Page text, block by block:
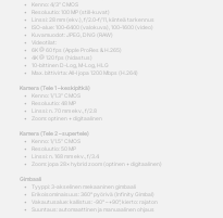
• Kenno: 4/3” CMOS
• Resoluutio: 100 MP (still-kuvat)
• Linssi: 28 mm (ekv.), f/2.0–f/11, kiinteä tarkennus
• ISO-alue: 100–6400 (valokuva), 100–1600 (video)
• Kuvamuodot: JPEG, DNG (RAW)
• Videotilat:
• 6K @ 60 fps (Apple ProRes & H.265)
• 4K @ 120 fps (hidastus)
• 10-bittinen D-Log, M-Log, HLG
• Max. bittivirta: All-I jopa 1200 Mbps (H.264)
Kamera (Tele 1 – keskipitkä)
• Kenno: 1/1.3” CMOS
• Resoluutio: 48 MP
• Linssi: n. 70 mm ekv., f/2.8
• Zoom: optinen + digitaalinen
Kamera (Tele 2 – supertele)
• Kenno: 1/1.5” CMOS
• Resoluutio: 50 MP
• Linssi: n. 168 mm ekv., f/3.4
• Zoom: jopa 28× hybrid zoom (optinen + digitaalinen)
Gimbaali
• Tyyppi: 3-akselinen mekaaninen gimbaali
• Erikoisominaisuus: 360° pyörivä (Infinity Gimbal)
• Vakautusalue: kallistus: -90° – +90°, kierto: rajaton
• Suuntaus: automaattinen ja manuaalinen ohjaus